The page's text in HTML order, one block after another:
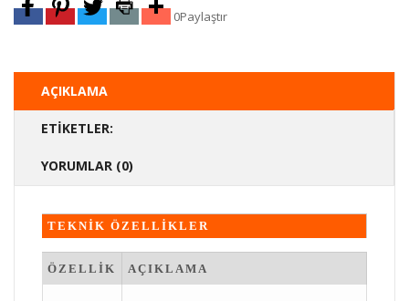
0Paylaştır
AÇIKLAMA
ETIKETLER:
YORUMLAR (0)
TEKNİK ÖZELLİKLER
ÖZELLİK AÇIKLAMA